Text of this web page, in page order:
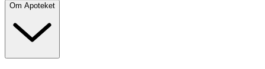
Om Apoteket